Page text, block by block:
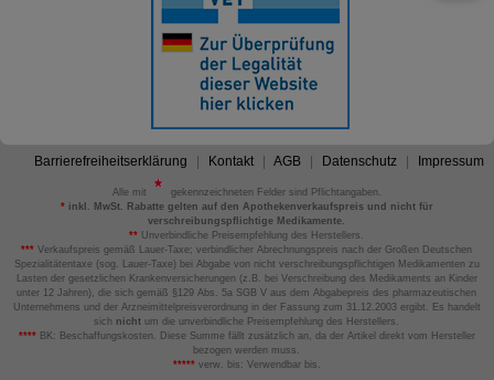
Barrierefreiheitserklärung Kontakt AGB Datenschutz Impressum
Alle mit
gekennzeichneten Felder sind Pflichtangaben.
*inkl. MwSt. Rabatte gelten auf den Apothekenverkaufspreis und nicht für
verschreibungspflichtige Medikamente.
** Unverbindliche Preisempfehlung des Herstellers.
*** Verkaufspreis gemäß Lauer-Taxe; verbindlicher Abrechnungspreis nach der Großen Deutschen
Spezialitätentaxe (sog. Lauer-Taxe) bei Abgabe von nicht verschreibungspflichtigen Medikamenten zu
Lasten der gesetzlichen Krankenversicherungen (z.B. bei Verschreibung des Medikaments an Kinder
unter 12 Jahren), die sich gemäß §129 Abs. 5a SGB V aus dem Abgabepreis des pharmazeutischen
Unternehmens und der Arzneimittelpreisverordnung in der Fassung zum 31.12.2003 ergibt. Es handelt
sich nicht um die unverbindliche Preisempfehlung des Herstellers.
****BK: Beschaffungskosten. Diese Summe fällt zusätzlich an, da der Artikel direkt vom Hersteller
bezogen werden muss.
*****verw. bis: Verwendbar bis.